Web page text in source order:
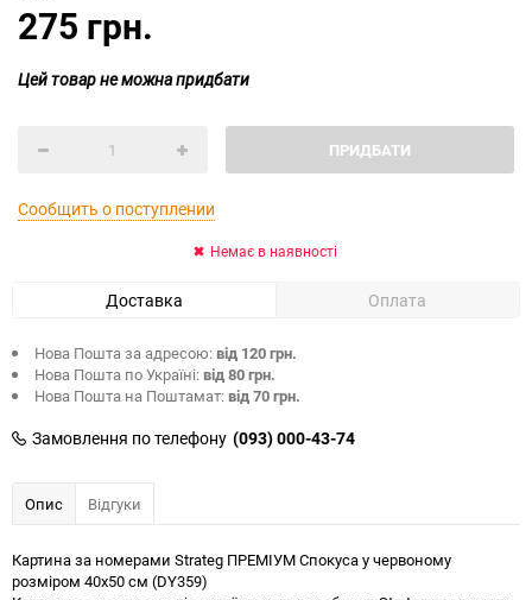
275 грн.
Цей товар не можна придбати
ПРИДБАТИ
Сообщить о поступлении
Немає в наявності
Доставка Оплата
Нова Пошта за адресою:від 120 грн.
Нова Пошта по Україні:від 80 грн.
Нова Пошта на Поштамат:від 70 грн.
Замовлення по телефону (093) 000-43-74
Опис Відгуки
Картина за номерами Strateg ПРЕМІУМ Спокуса у червоному
розміром 40х50 см (DY359)